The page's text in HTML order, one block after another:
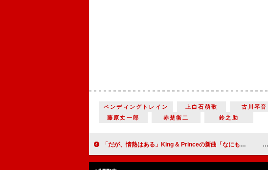
ペンディングトレイン 上白石萌歌 古川琴音
藤原丈一郎
赤楚衛二 鈴之助
「だが、情熱はある」King & Princeの新曲「なにもの」初解禁に反響 「ドラマにも新しいキンプリにもマッチする曲で泣いた」